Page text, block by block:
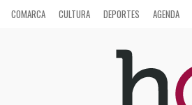
COMARCA CULTURA DEPORTES AGENDA